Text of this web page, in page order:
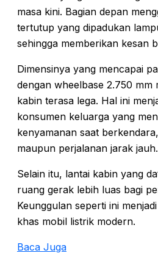
masa kini. Bagian depan
tertutup yang dipadukan
sehingga memberikan kesan
Dimensinya yang mencapai
dengan wheelbase 2.750 mm
kabin terasa lega. Hal ini
konsumen keluarga yang
kenyamanan saat
maupun perjalanan jarak jauh.
Selain itu, lantai kabin yang
ruang gerak lebih luas bagi
Keunggulan seperti ini
khas mobil listrik modern.
Baca Juga